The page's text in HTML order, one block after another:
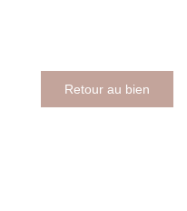
Retour au bien